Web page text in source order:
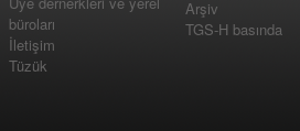
büroları
İletişim
Tüzük
Arşiv
TGS-H basında